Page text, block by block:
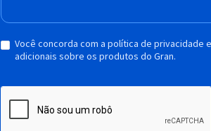
Você concorda com a política de privacidade
adicionais sobre os produtos do Gran.